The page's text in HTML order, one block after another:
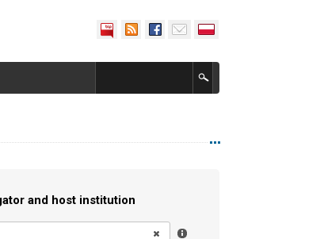
and host institution